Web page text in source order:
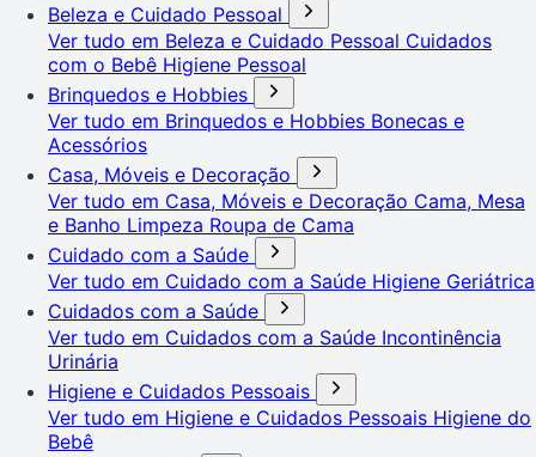
Beleza e Cuidado Pessoal
Ver tudo em Beleza e Cuidado Pessoal Cuidados
com o Bebê Higiene Pessoal
Brinquedos e Hobbies
Ver tudo em Brinquedos e Hobbies Bonecas e
Acessórios
Casa, Móveis e Decoração
Ver tudo em Casa, Móveis e Decoração Cama, Mesa
e Banho Limpeza Roupa de Cama
Cuidado com a Saúde
Ver tudo em Cuidado com a Saúde Higiene Geriátrica
Cuidados com a Saúde
Ver tudo em Cuidados com a Saúde Incontinência
Urinária
Higiene e Cuidados Pessoais
Ver tudo em Higiene e Cuidados Pessoais Higiene do
Bebê